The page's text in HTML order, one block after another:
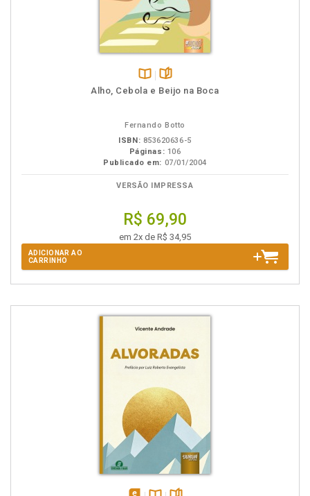
Disponível
páginas
Alho, Cebola e Beijo na Boca
Fernando Botto
ISBN: 853620636-5
Páginas: 106
Publicado em: 07/01/2004
VERSÃO IMPRESSA
R$ 69,90
em 2x de R$ 34,95
ADICIONAR AO
CARRINHO